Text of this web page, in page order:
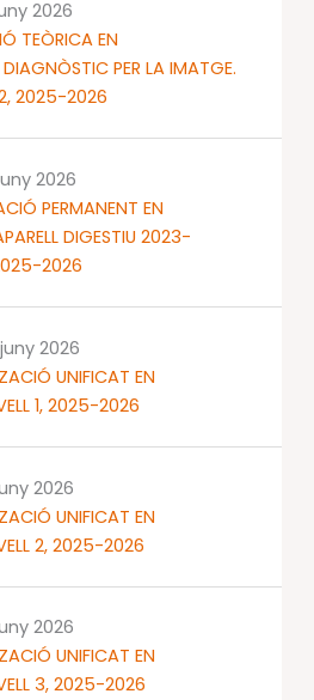
TEÒRICA EN
DIAGNÒSTIC PER LA IMATGE.
2025-2026
2026
PERMANENT EN
DIGESTIU 2023-
2026
2026
UNIFICAT EN
1, 2025-2026
2026
UNIFICAT EN
2, 2025-2026
2026
UNIFICAT EN
3, 2025-2026
2026